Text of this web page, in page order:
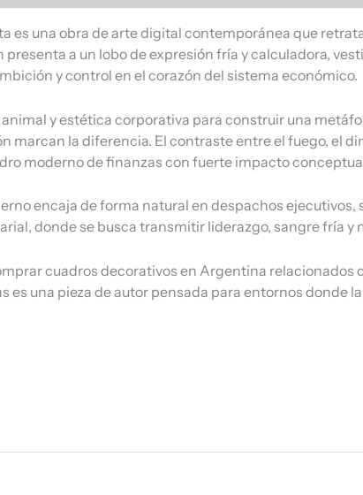
es una obra de arte digital contemporánea que
a un lobo de expresión fría y calculadora,
y control en el corazón del sistema económico.
y estética corporativa para construir una
marcan la diferencia. El contraste entre el fuego, el
moderno de finanzas con fuerte impacto
encaja de forma natural en despachos
donde se busca transmitir liderazgo, sangre fría
cuadros decorativos en Argentina
es una pieza de autor pensada para entornos donde